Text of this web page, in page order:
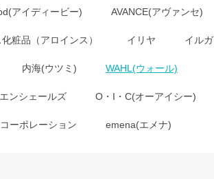
アイディービー) AVANCE(アヴァンセ)
粧品（アロインス） イリヤ イルガ
内海(ウツミ) WAHL(ウォール)
エンシェールズ O・I・C(オーアイシー)
ーポレーション emena(エメナ)